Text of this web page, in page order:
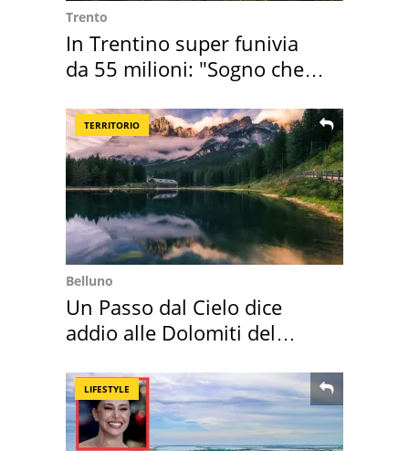
Trento
In Trentino super funivia
da 55 milioni: "Sogno che si
TERRITORIO
Belluno
Un Passo dal Cielo dice
addio alle Dolomiti del
LIFESTYLE